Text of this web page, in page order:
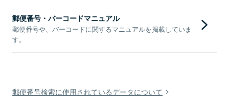
郵便番号・バーコードマニュアル
郵便番号や、バーコードに関するマニュアルを掲載していま
す。
郵便番号検索に使用されているデータについて